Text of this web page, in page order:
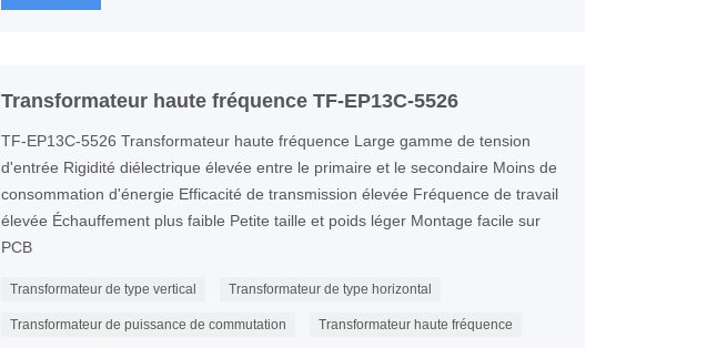
Transformateur haute fréquence TF-EP13C-5526
TF-EP13C-5526 Transformateur haute fréquence Large gamme de tension
d'entrée Rigidité diélectrique élevée entre le primaire et le secondaire Moins de
consommation d'énergie Efficacité de transmission élevée Fréquence de travail
élevée Échauffement plus faible Petite taille et poids léger Montage facile sur
PCB
Transformateur de type vertical Transformateur de type horizontal
Transformateur de puissance de commutation Transformateur haute fréquence